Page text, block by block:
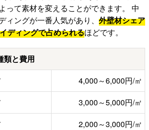
って素材を変えることができます。 中
ィングが一番人気があり、 外壁材シェア
ディングで占められるほどです。
類と費用
4,000～6,000円/㎡
3,000～5,000円/㎡
2,000～3,000円/㎡